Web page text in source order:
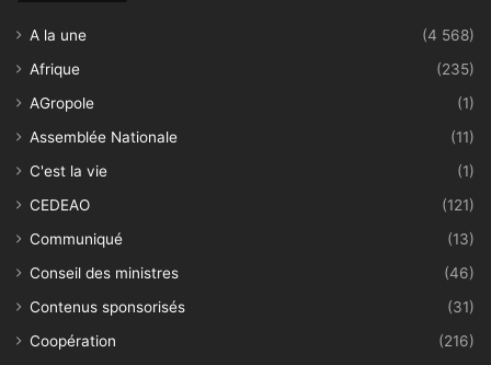
A la une
(4 568)
Afrique
(235)
AGropole
(1)
Assemblée Nationale
(11)
C'est la vie
(1)
CEDEAO
(121)
Communiqué
(13)
Conseil des ministres
(46)
Contenus sponsorisés
(31)
Coopération
(216)